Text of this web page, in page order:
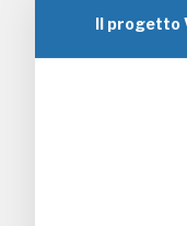
Il progetto